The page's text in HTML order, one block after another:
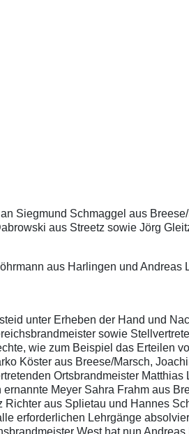
Siegmund Schmaggel aus
aus Streetz sowie Jörg
aus Harlingen und Andreas
unter Erheben der Hand und
sowie
wie zum Beispiel das Erteilen
Köster aus Breese/Marsch,
Ortsbrandmeister Matthias
Meyer Sahra Frahm aus
aus Splietau und Hannes
erforderlichen Lehrgänge
West hat nun Andreas